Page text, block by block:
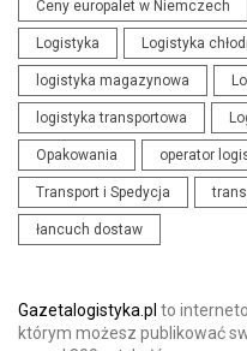
Ceny europalet w Niemczech
Logistyka Logistyka
logistyka magazynowa
logistyka transportowa
Opakowania operator
Transport i Spedycja
łancuch dostaw
Gazetalogistyka.pl to
którym możesz publikować